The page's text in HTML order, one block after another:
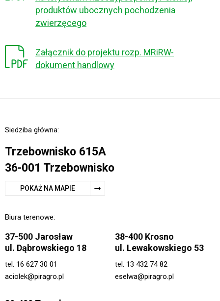
produktów ubocznych pochodzenia
zwierzęcego
Załącznik do projektu rozp. MRiRW-
dokument handlowy
Siedziba główna:
Trzebownisko 615A
36-001 Trzebownisko
POKAŻ NA MAPIE
Biura terenowe:
37-500 Jarosław
ul. Dąbrowskiego 18
tel. 16 627 30 01
aciolek@piragro.pl
38-400 Krosno
ul. Lewakowskiego 53
tel. 13 432 74 82
eselwa@piragro.pl